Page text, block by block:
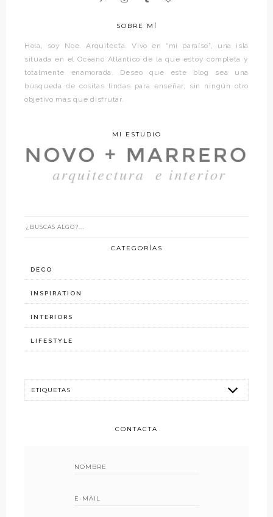
SOBRE MÍ
Hola, soy Noe. Arquitecta. Vivo en “mi paraíso”, una isla
situada en el Océano Atlántico de la que estoy completa y
totalmente enamorada. Deseo que este blog sea una
búsqueda de cositas lindas para enseñar, sin ningún otro
objetivo más que disfrutar.
MI ESTUDIO
CATEGORÍAS
DECO
INSPIRATION
INTERIORS
LIFESTYLE
CONTACTA